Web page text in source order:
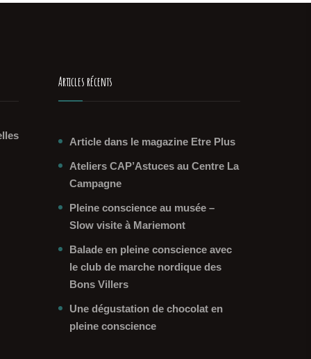
Articles récents
Article dans le magazine Etre Plus
Ateliers CAP’Astuces au Centre La
Campagne
Pleine conscience au musée –
Slow visite à Mariemont
Balade en pleine conscience avec
le club de marche nordique des
Bons Villers
Une dégustation de chocolat en
pleine conscience